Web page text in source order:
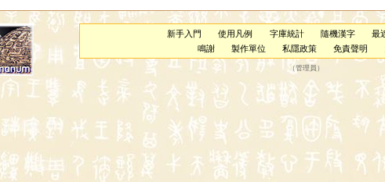
新手入門 使用凡例 字庫統計 隨機漢字
最
鳴謝
製作單位 私隱政策 免責聲明
（管理員 ）